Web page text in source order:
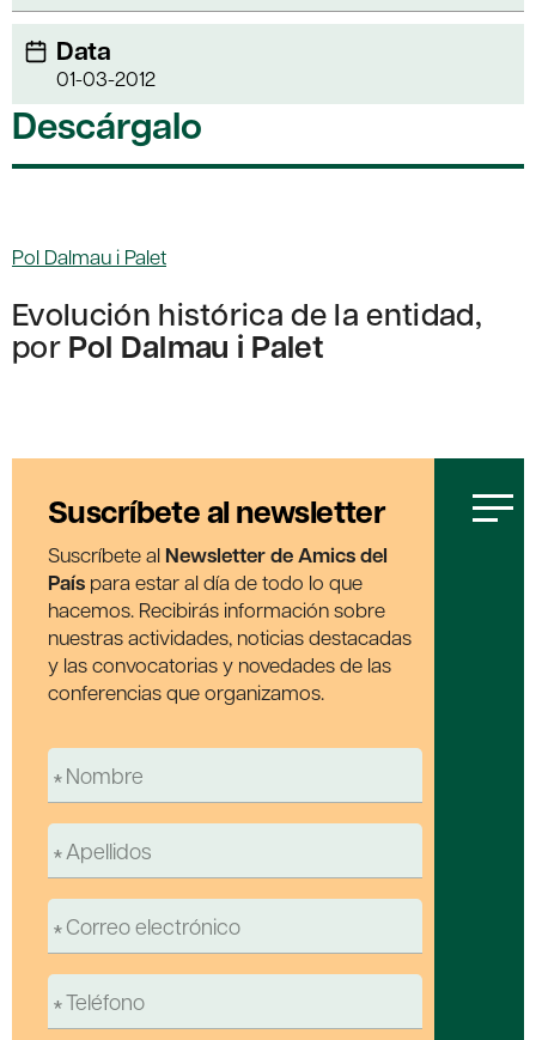
Data
01-03-2012
Descárgalo
Pol Dalmau i Palet
Evolución histórica de la entidad,
por Pol Dalmau i Palet
Suscríbete al newsletter
Suscríbete al Newsletter de Amics del
País para estar al día de todo lo que
hacemos. Recibirás información sobre
nuestras actividades, noticias destacadas
y las convocatorias y novedades de las
conferencias que organizamos.